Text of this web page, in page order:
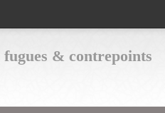
fugues & contrepoints